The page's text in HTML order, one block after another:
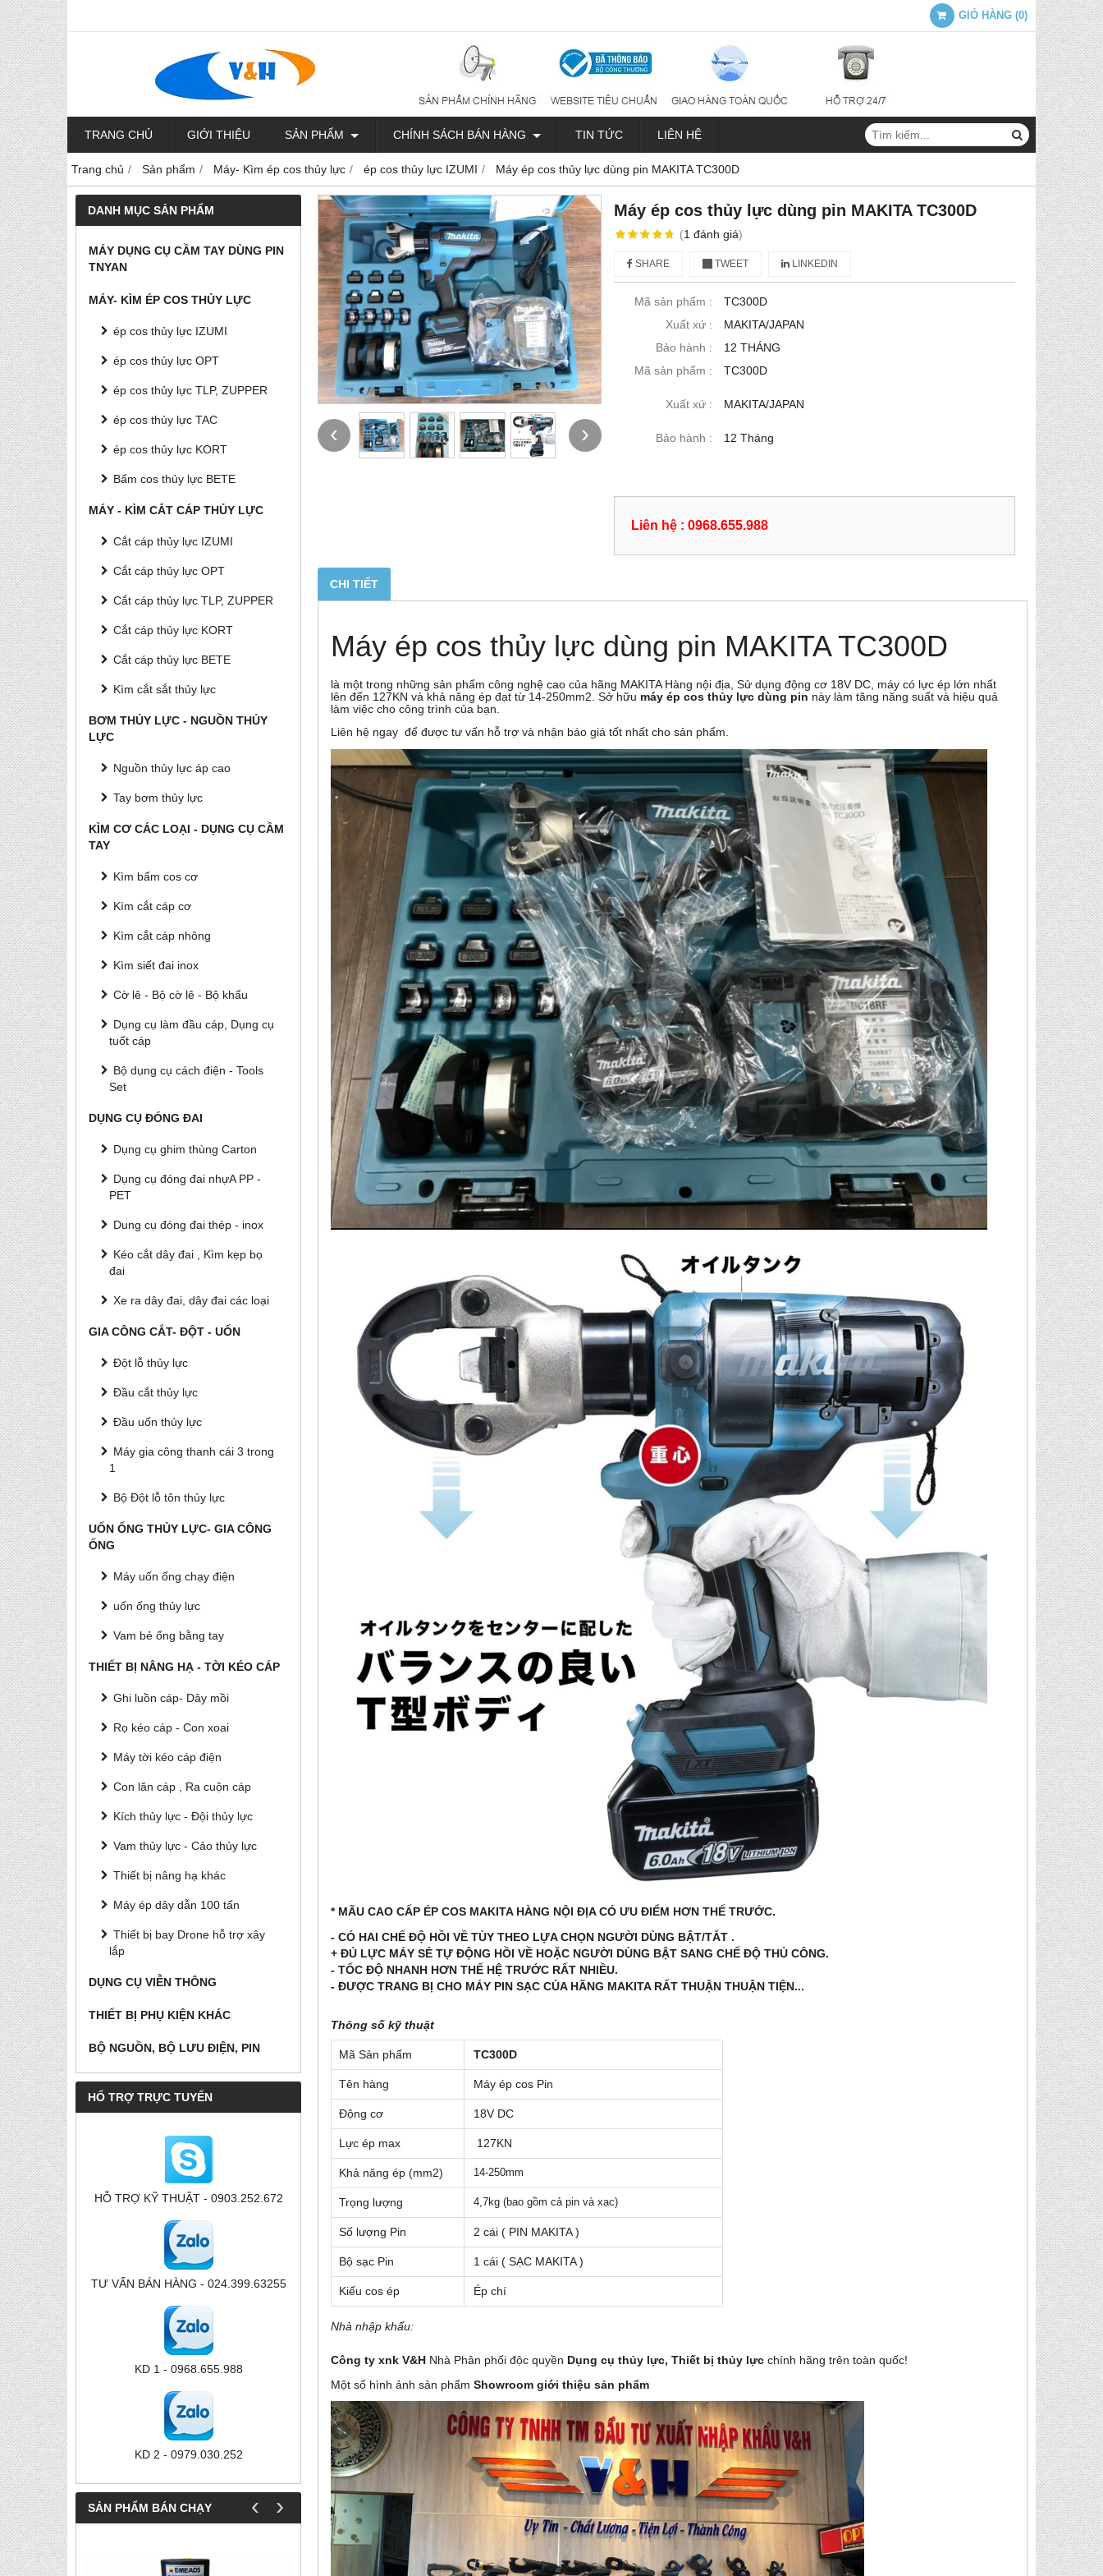
GIỎ HÀNG (0)
TRANG CHỦ GIỚI THIỆU SẢN PHẨM CHÍNH SÁCH BÁN HÀNG TIN TỨC LIÊN HỆ
Trang chủ Sản phẩm Máy- Kìm ép cos thủy lực ép cos thủy lực IZUMI Máy ép cos thủy lực dùng pin MAKITA TC300D
DANH MỤC SẢN PHẨM
MÁY DỤNG CỤ CẦM TAY DÙNG PIN
TNYAN
MÁY- KÌM ÉP COS THỦY LỰC
ép cos thủy lực IZUMI
ép cos thủy lực OPT
ép cos thủy lực TLP, ZUPPER
ép cos thủy lực TAC
ép cos thủy lực KORT
Bấm cos thủy lực BETE
MÁY - KÌM CẮT CÁP THỦY LỰC
Cắt cáp thủy lực IZUMI
Cắt cáp thủy lực OPT
Cắt cáp thủy lực TLP, ZUPPER
Cắt cáp thủy lực KORT
Cắt cáp thủy lực BETE
Kìm cắt sắt thủy lực
BƠM THỦY LỰC - NGUỒN THỦY
LỰC
Nguồn thủy lực áp cao
Tay bơm thủy lực
KÌM CƠ CÁC LOẠI - DỤNG CỤ CẦM
TAY
Kìm bấm cos cơ
Kìm cắt cáp cơ
Kìm cắt cáp nhông
Kìm siết đai inox
Cờ lê - Bộ cờ lê - Bộ khẩu
Dụng cụ làm đầu cáp, Dụng cụ
tuốt cáp
Bộ dụng cụ cách điện - Tools
Set
DỤNG CỤ ĐÓNG ĐAI
Dụng cụ ghim thùng Carton
Dụng cụ đóng đai nhựA PP -
PET
Dung cụ đóng đai thép - inox
Kéo cắt dây đai , Kìm kẹp bọ
đai
Xe ra dây đai, dây đai các loại
GIA CÔNG CẮT- ĐỘT - UỐN
Đột lỗ thủy lực
Đầu cắt thủy lực
Đầu uốn thủy lực
Máy gia công thanh cái 3 trong
1
Bộ Đột lỗ tôn thủy lực
UỐN ỐNG THỦY LỰC- GIA CÔNG
ỐNG
Máy uốn ống chạy điện
uốn ống thủy lực
Vam bẻ ống bằng tay
THIẾT BỊ NÂNG HẠ - TỜI KÉO CÁP
Ghi luồn cáp- Dây mồi
Rọ kéo cáp - Con xoai
Máy tời kéo cáp điện
Con lăn cáp , Ra cuộn cáp
Kích thủy lực - Đội thủy lực
Vam thủy lực - Cảo thủy lực
Thiết bị nâng hạ khác
Máy ép dây dẫn 100 tấn
Thiết bị bay Drone hỗ trợ xây
lắp
DỤNG CỤ VIỄN THÔNG
THIẾT BỊ PHỤ KIỆN KHÁC
BỘ NGUỒN, BỘ LƯU ĐIỆN, PIN
HỔ TRỢ TRỰC TUYẾN
HỖ TRỢ KỸ THUẬT - 0903.252.672
TƯ VẤN BÁN HÀNG - 024.399.63255
KD 1 - 0968.655.988
KD 2 - 0979.030.252
SẢN PHẨM BÁN CHẠY ‹ ›
‹ ›
Máy ép cos thủy lực dùng pin MAKITA TC300D
(1 đánh giá)
SHARE TWEET LINKEDIN
Mã sản phẩm :
TC300D
Xuất xứ :
MAKITA/JAPAN
Bảo hành :
12 THÁNG
Mã sản phẩm :
TC300D
Xuất xứ : MAKITA/JAPAN
Bảo hành : 12 Tháng
Liên hệ : 0968.655.988
CHI TIẾT
Máy ép cos thủy lực dùng pin MAKITA TC300D
là một trong những sản phẩm công nghệ cao của hãng MAKITA Hàng nội địa, Sử dụng động cơ 18V DC, máy có lực ép lớn nhất
lên đến 127KN và khả năng ép đạt từ 14-250mm2 . Sở hữu máy ép cos thủy lực dùng pin này làm tăng năng suất và hiệu quả
làm việc cho công trình của bạn.
Liên hệ ngay để được tư vấn hỗ trợ và nhận báo giá tốt nhất cho sản phẩm.
* MÃU CAO CẤP ÉP COS MAKITA HÀNG NỘI ĐỊA CÓ ƯU ĐIỂM HƠN THẾ TRƯỚC.
- CÓ HAI CHẾ ĐỘ HỒI VỀ TÙY THEO LỰA CHỌN NGƯỜI DÙNG BẬT/TẮT .
+ ĐỦ LỰC MÁY SẺ TỰ ĐỘNG HỒI VỀ HOẶC NGƯỜI DÙNG BẬT SANG CHẾ ĐỘ THỦ CÔNG.
- TỐC ĐỘ NHANH HƠN THẾ HỆ TRƯỚC RẤT NHIỀU.
- ĐƯỢC TRANG BỊ CHO MÁY PIN SẠC CỦA HÃNG MAKITA RẤT THUẬN THUẬN TIỆN...
Thông số kỹ thuật
Mã Sản phẩm TC300D
Tên hàng Máy ép cos Pin
Động cơ 18V DC
Lực ép max 127KN
Khả năng ép (mm2) 14-250mm
Trọng lượng 4,7kg (bao gồm cả pin và xạc)
Số lượng Pin 2 cái ( PIN MAKITA )
Bộ sạc Pin 1 cái ( SẠC MAKITA )
Kiểu cos ép Ép chí
Nhà nhập khẩu:
Công ty xnk V&H Nhà Phân phối độc quyền Dụng cụ thủy lực, Thiết bị thủy lực chính hãng trên toàn quốc!
Một số hình ảnh sản phẩm Showroom giới thiệu sản phẩm